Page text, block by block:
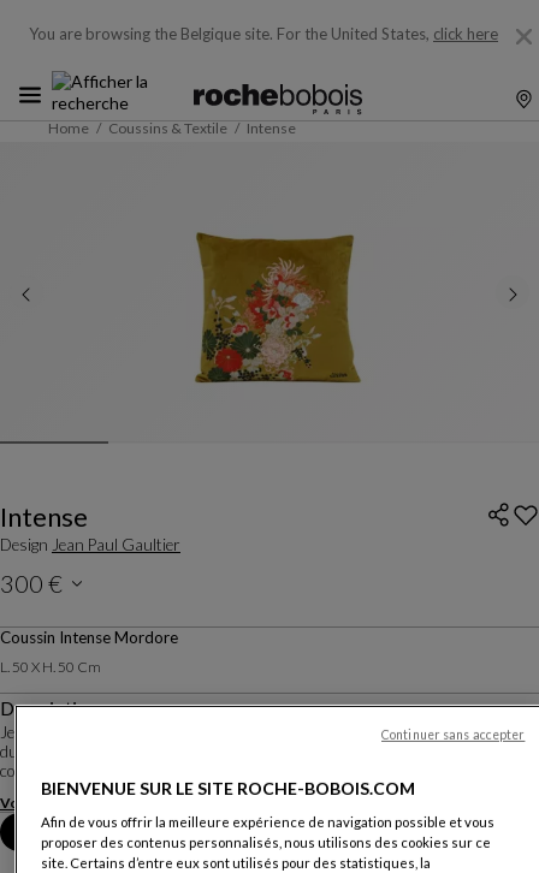
You are browsing the Belgique site. For the United States, click here
Home Coussins & Textile Intense
Intense
Design Jean Paul Gaultier
300 €
Prix hors frais de livraison, valable en Belgique.
Coussin Intense Mordore
L. 50 X H. 50 Cm
Description
Jean-Paul Gaultier reprend les fleurs de sakuras, ces cerisiers ornementaux
du Japon, sur différents tissus allant du jacquard au velours pour une
collection de coussins Voyage aux airs de printemps.
Voir plus
Prendre rendez-vous en magasin
BIENVENUE SUR LE SITE ROCHE-BOBOIS.COM
Afin de vous offrir la meilleure expérience de navigation possible et vous
proposer des contenus personnalisés, nous utilisons des cookies sur ce
site. Certains d’entre eux sont utilisés pour des statistiques, la
Continuer sans accepter